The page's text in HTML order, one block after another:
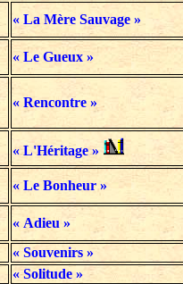
« La Mère Sauvage »
« Le Gueux »
« Rencontre »
« L'Héritage »
« Le Bonheur »
« Adieu »
« Souvenirs »
« Solitude »